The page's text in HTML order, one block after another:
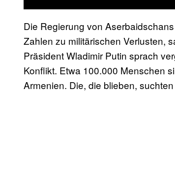
Die Regierung von
Zahlen zu militärischen Verlusten,
Präsident Wladimir Putin sprach
Konflikt. Etwa 100.000 Menschen
Armenien. Die, die blieben,